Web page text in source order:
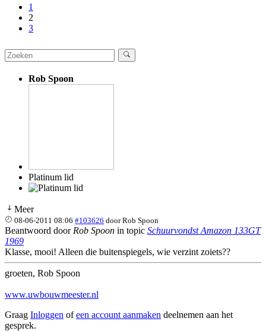
1
2
3
Rob Spoon
Platinum lid
Meer
08-06-2011 08:06 #103626 doorRob Spoon
Beantwoord door Rob Spoon in topic Schuurvondst Amazon 133GT
1969
Klasse, mooi! Alleen die buitenspiegels, wie verzint zoiets??
groeten, Rob Spoon
www.uwbouwmeester.nl
Graag Inloggen ofeen account aanmaken deelnemen aan het
gesprek.